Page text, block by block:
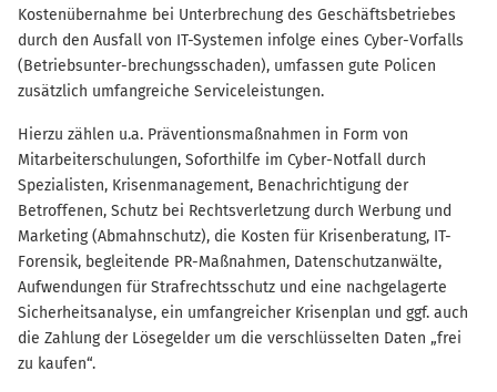
Kostenübernahme bei Unterbrechung des Geschäftsbetriebes
durch den Ausfall von IT-Systemen infolge eines Cyber-Vorfalls
(Betriebsunter-brechungsschaden), umfassen gute Policen
zusätzlich umfangreiche Serviceleistungen.
Hierzu zählen u.a. Präventionsmaßnahmen in Form von
Mitarbeiterschulungen, Soforthilfe im Cyber-Notfall durch
Spezialisten, Krisenmanagement, Benachrichtigung der
Betroffenen, Schutz bei Rechtsverletzung durch Werbung und
Marketing (Abmahnschutz), die Kosten für Krisenberatung, IT-
Forensik, begleitende PR-Maßnahmen, Datenschutzanwälte,
Aufwendungen für Strafrechtsschutz und eine nachgelagerte
Sicherheitsanalyse, ein umfangreicher Krisenplan und ggf. auch
die Zahlung der Lösegelder um die verschlüsselten Daten „frei
zu kaufen“.